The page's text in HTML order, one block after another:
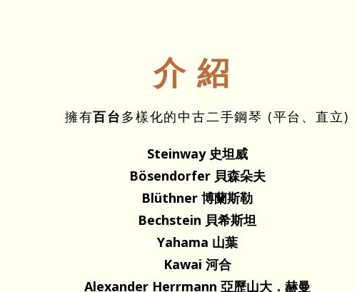
介紹
擁有百台多樣化的中古二手鋼琴 (平台、直立)
Steinway 史坦威
Bösendorfer 貝森朵夫
Blüthner 博蘭斯勒
Bechstein 貝希斯坦
Yahama 山葉
Kawai 河合
Alexander Herrmann 亞歷山大．赫曼